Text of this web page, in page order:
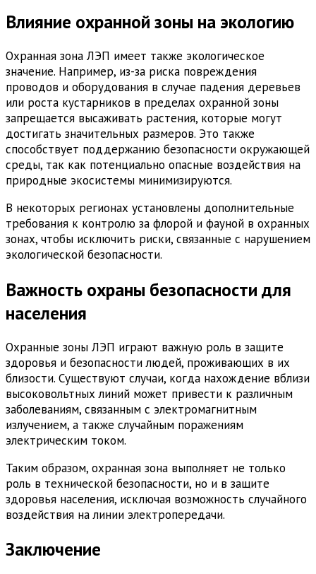
Влияние охранной зоны на экологию
Охранная зона ЛЭП имеет также экологическое
значение. Например, из-за риска повреждения
проводов и оборудования в случае падения деревьев
или роста кустарников в пределах охранной зоны
запрещается высаживать растения, которые могут
достигать значительных размеров. Это также
способствует поддержанию безопасности окружающей
среды, так как потенциально опасные воздействия на
природные экосистемы минимизируются.
В некоторых регионах установлены дополнительные
требования к контролю за флорой и фауной в охранных
зонах, чтобы исключить риски, связанные с нарушением
экологической безопасности.
Важность охраны безопасности для
населения
Охранные зоны ЛЭП играют важную роль в защите
здоровья и безопасности людей, проживающих в их
близости. Существуют случаи, когда нахождение вблизи
высоковольтных линий может привести к различным
заболеваниям, связанным с электромагнитным
излучением, а также случайным поражениям
электрическим током.
Таким образом, охранная зона выполняет не только
роль в технической безопасности, но и в защите
здоровья населения, исключая возможность случайного
воздействия на линии электропередачи.
Заключение